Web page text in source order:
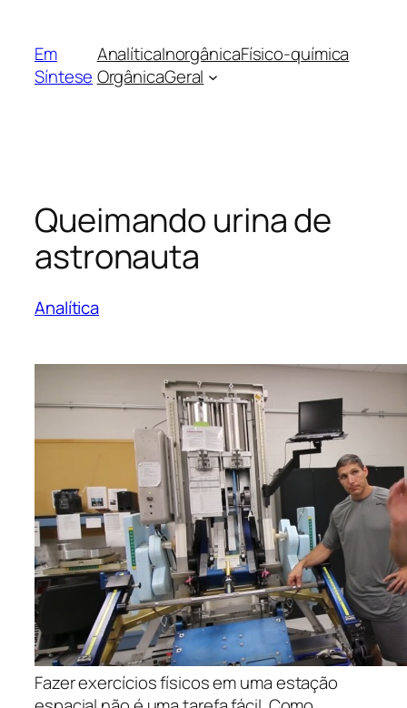
conteúdo
Em
Síntese
AnalíticaInorgânicaFísico-química
OrgânicaGeral
Queimando urina de
astronauta
Analítica
Fazer exercícios físicos em uma estação